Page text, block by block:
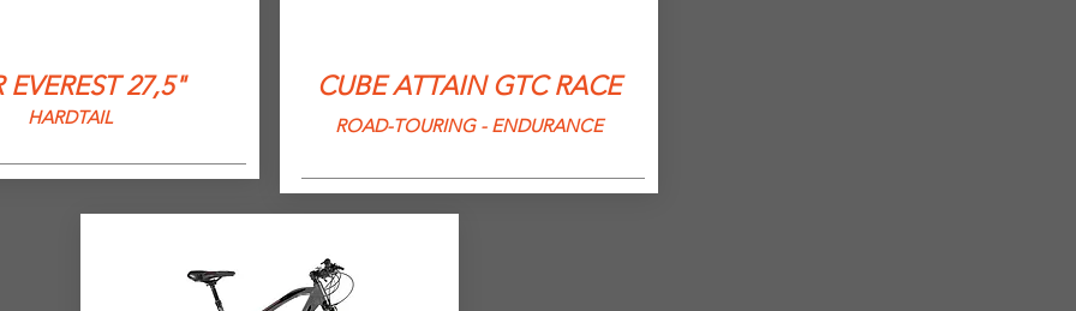
EVEREST 27,5"
HARDTAIL
CUBE ATTAIN GTC RACE
ROAD-TOURING - ENDURANCE